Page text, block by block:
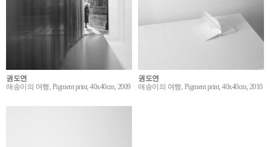
권도연
애송이의 여행, Pigment print, 40x40cm, 2009
권도연
애송이의 여행, Pigment print, 40x40cm, 2010